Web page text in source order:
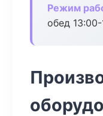
Режим
обед